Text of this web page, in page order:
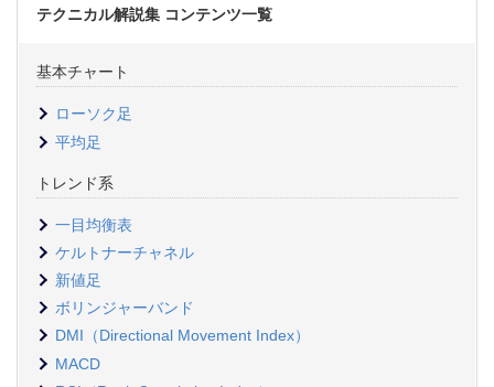
テクニカル解説集 コンテンツ一覧
基本チャート
ローソク足
平均足
トレンド系
一目均衡表
ケルトナーチャネル
新値足
ボリンジャーバンド
DMI（Directional Movement Index）
MACD